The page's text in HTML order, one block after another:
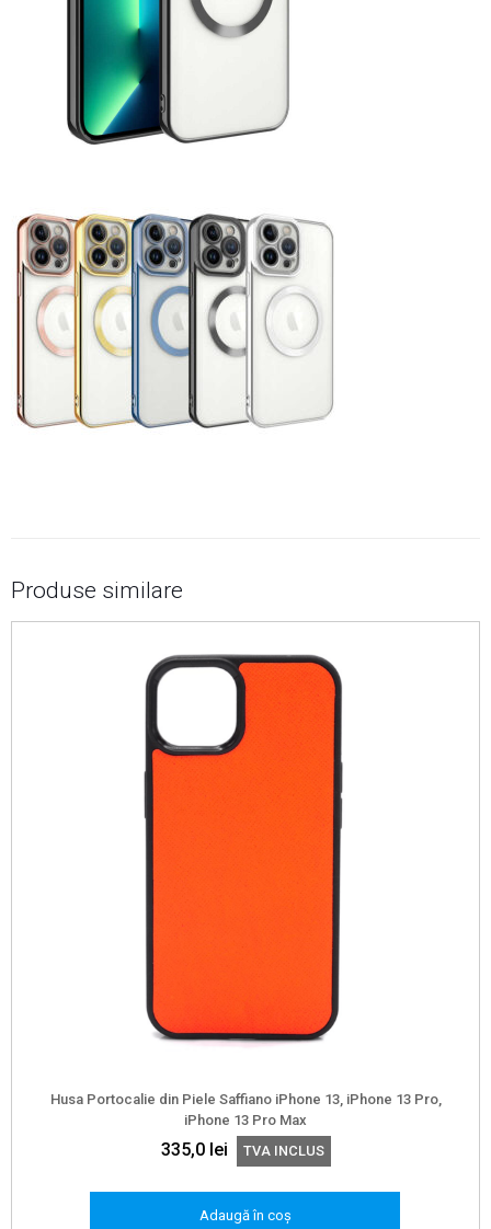
Produse similare
Husa Portocalie din Piele Saffiano iPhone 13, iPhone 13 Pro,
iPhone 13 Pro Max
335,0 lei TVA INCLUS
Adaugă în coș